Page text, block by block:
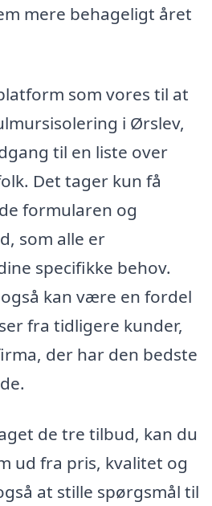
mere behageligt året
som vores til at
i Ørslev,
til en liste over
Det tager kun få
formularen og
som alle er
specifikke behov.
kan være en fordel
fra tidligere kunder,
der har den bedste
de tre tilbud, kan du
ud fra pris, kvalitet og
at stille spørgsmål til